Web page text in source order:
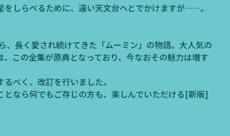
をしらべるために、遠い天文台へとでかけますが……。
、長く愛され続けてきた「ムーミン」の物語。大人気の
この全集が原典となっており、今なおその魅力は増す
べく、改訂を行いました。
となら何でもご存じの方も、楽しんでいただける[新版]